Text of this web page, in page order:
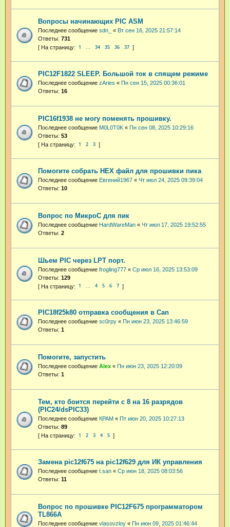
Вопросы начинающих PIC ASM
Последнее сообщение sdn_ « Вт сен 16, 2025 21:57:14
Ответы: 731
1 … 34 35 36 37
PIC12F1822 SLEEP. Большой ток в спящем режиме
Последнее сообщение zAries « Пн сен 15, 2025 00:36:01
Ответы: 16
PIC16f1938 не могу поменять прошивку.
Последнее сообщение M0L0T0K « Пн сен 08, 2025 10:29:16
Ответы: 53
1 2 3
Помогите собрать HEX файл для прошивки пика
Последнее сообщение Евгений1967 « Чт июл 24, 2025 09:39:04
Ответы: 10
Вопрос по МикроС для пик
Последнее сообщение HardWareMan « Чт июл 17, 2025 19:52:55
Ответы: 2
Шьем PIC через LPT порт.
Последнее сообщение frogling777 « Ср июл 16, 2025 13:53:09
Ответы: 129
1 4 5 6 7
PIC18f25k80 отправка сообщения в Can
Последнее сообщение sc0rpy « Пн июн 23, 2025 13:46:59
Ответы: 1
Помогите, запустить
Последнее сообщение Аlex « Пн июн 23, 2025 12:20:09
Ответы: 1
Тем, кто боится перейти с 8 на 16 разрядов
(PIC24/dsPIC33)
Последнее сообщение КРАМ « Пт июн 20, 2025 10:27:13
Ответы: 89
1 2 3 4 5
Замена pic12f675 на pic12f629 для ИК управления
Последнее сообщение t.san « Ср июн 18, 2025 08:03:56
Ответы: 11
Вопрос по прошивке PIC12F675 программатором
TL866A
Последнее сообщение vlasovzloy « Пн июн 09, 2025 01:46:44